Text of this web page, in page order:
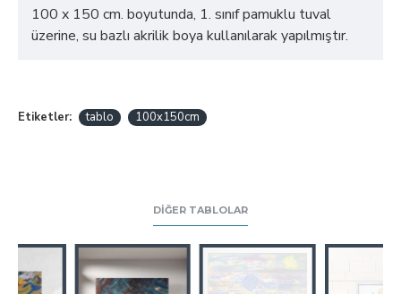
100 x 150 cm. boyutunda, 1. sınıf pamuklu tuval
üzerine, su bazlı akrilik boya kullanılarak yapılmıştır.
Etiketler: tablo 100x150cm
DIĞER TABLOLAR